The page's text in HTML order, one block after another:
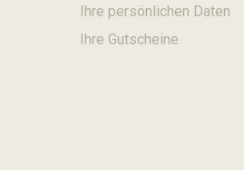
Ihre persönlichen Daten
Ihre Gutscheine